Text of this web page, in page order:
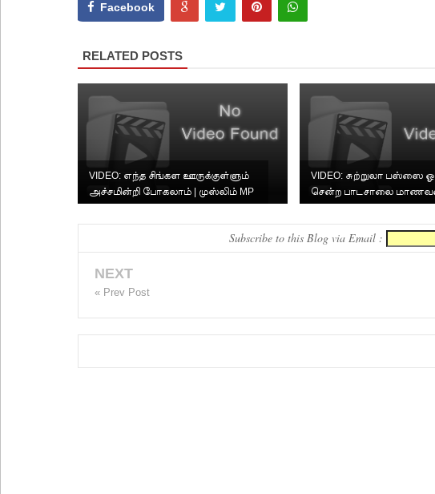
Facebook
RELATED POSTS
VIDEO: எந்த சிங்கள ஊருக்குள்ளும்
அச்சமின்றி போகலாம் | முஸ்லிம் MP
VIDEO: சுற்றுலா பஸ்ஸை
சென்ற பாடசாலை
Subscribe to this Blog via Email :
NEXT
« Prev Post